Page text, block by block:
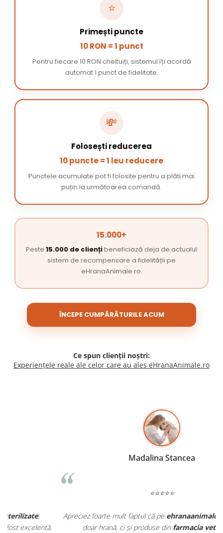
⭐
Primești puncte
10 RON = 1 punct
Pentru fiecare 10 RON cheltuiți, sistemul îți acordă
automat 1 punct de fidelitate.
💸
Folosești reducerea
10 puncte = 1 leu reducere
Punctele acumulate pot fi folosite pentru a plăti mai
puțin la următoarea comandă.
15.000+
Peste 15.000 de cliențibeneficiază deja de actualul
sistem de recompensare a fidelității pe
eHranaAnimale.ro.
ÎNCEPE CUMPĂRĂTURILE ACUM
Ce spun clienții noștri:
Experiențele reale ale celor care au ales eHranaAnimale.ro
Madalina Stancea
Apreciez foarte mult faptul că peehranaanimale.rogăsesc nu
doar hrană, ci și produse dinfarmacia veterinară: